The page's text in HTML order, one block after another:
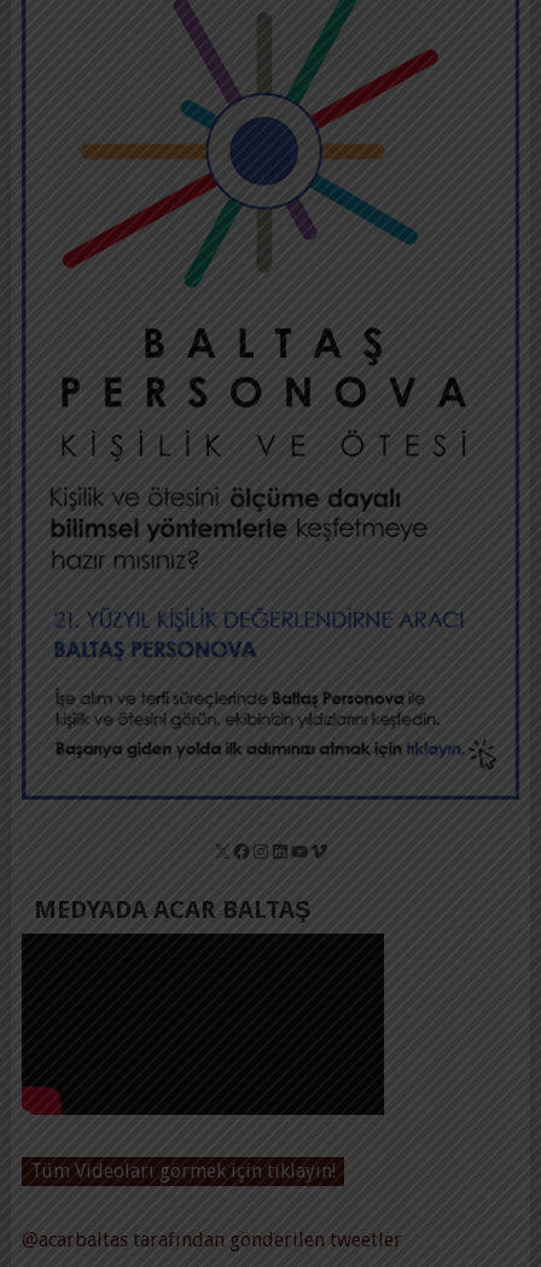
X Facebook
Instagram
LinkedIn
YouTube
Vimeo
MEDYADA ACAR BALTAŞ
Tüm Videoları görmek için tıklayın!
@acarbaltas tarafından gönderilen tweetler